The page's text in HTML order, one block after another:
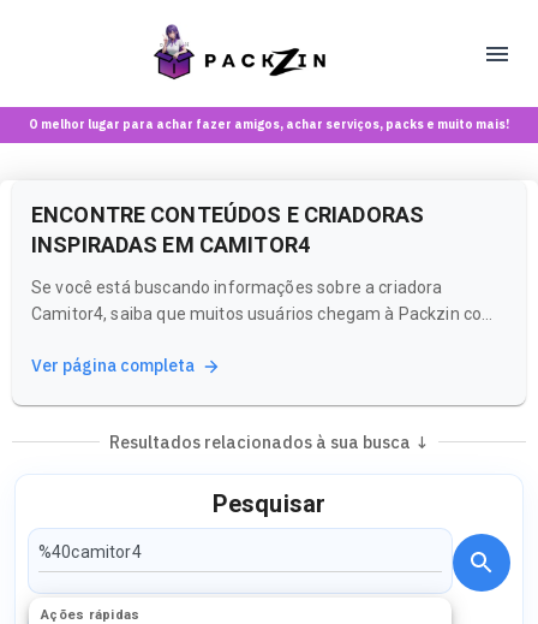
O melhor lugar para achar fazer amigos, achar serviços, packs e muito mais!
ENCONTRE CONTEÚDOS E CRIADORAS
INSPIRADAS EM CAMITOR4
Se você está buscando informações sobre a criadora
Camitor4, saiba que muitos usuários chegam à Packzin com
representa. A Packzin é o lugar ideal para descobrir criadoras
Ver página completa
Resultados relacionados à sua busca ↓
Pesquisar
Ações rápidas